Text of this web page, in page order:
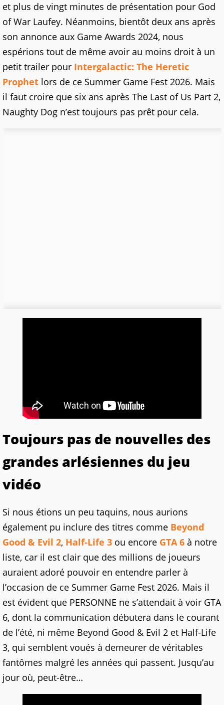
et plus de vingt minutes de présentation pour God
of War Laufey. Néanmoins, bientôt deux ans après
son annonce aux Game Awards 2024, nous
espérions tout de même avoir au moins droit à un
petit trailer pour Intergalactic: The Heretic
Prophet lors de ce Summer Game Fest 2026. Mais
il faut croire que six ans après The Last of Us Part 2,
Naughty Dog n’est toujours pas prêt pour cela.
Toujours pas de nouvelles des
grandes arlésiennes du jeu
vidéo
Si nous étions un peu taquins, nous aurions
également pu inclure des titres comme Beyond
Good & Evil 2, Half-Life 3 ou encore GTA 6 à notre
liste, car il est clair que des millions de joueurs
auraient adoré pouvoir en entendre parler à
l’occasion de ce Summer Game Fest 2026. Mais il
est évident que PERSONNE ne s’attendait à voir GTA
6, dont la communication débutera dans le courant
de l’été, ni même Beyond Good & Evil 2 et Half-Life
3, qui semblent voués à demeurer de véritables
fantômes malgré les années qui passent. Jusqu’au
jour où, peut-être…